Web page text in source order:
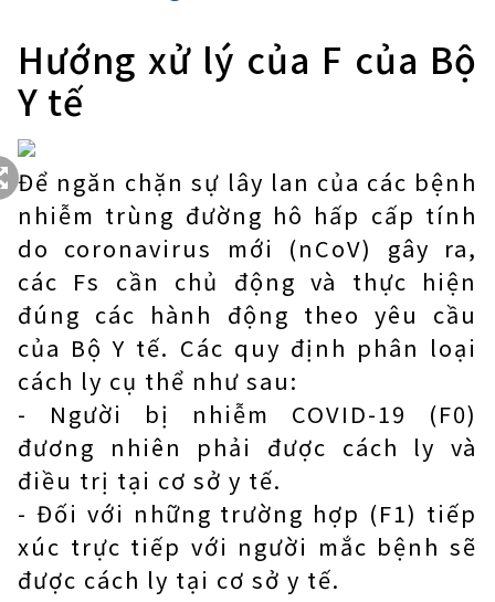
Hướng xử lý của F của Bộ
Y tế
Để ngăn chặn sự lây lan của các bệnh
nhiễm trùng đường hô hấp cấp tính
do coronavirus mới (nCoV) gây ra,
các Fs cần chủ động và thực hiện
đúng các hành động theo yêu cầu
của Bộ Y tế. Các quy định phân loại
cách ly cụ thể như sau:
- Người bị nhiễm COVID-19 (F0)
đương nhiên phải được cách ly và
điều trị tại cơ sở y tế.
- Đối với những trường hợp (F1) tiếp
xúc trực tiếp với người mắc bệnh sẽ
được cách ly tại cơ sở y tế.